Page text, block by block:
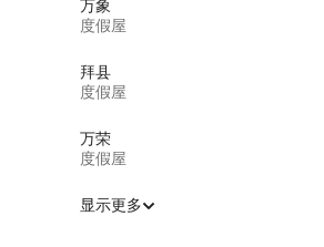
万象
度假屋
拜县
度假屋
万荣
度假屋
显示更多